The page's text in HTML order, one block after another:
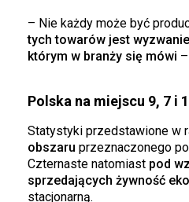
– Nie każdy może być
tych towarów jest
którym w branży się mówi
Polska na miejscu 9, 7 i
Statystyki przedstawione w
obszaru przeznaczonego
Czternaste natomiastpod
sprzedających żywność
stacjonarną.